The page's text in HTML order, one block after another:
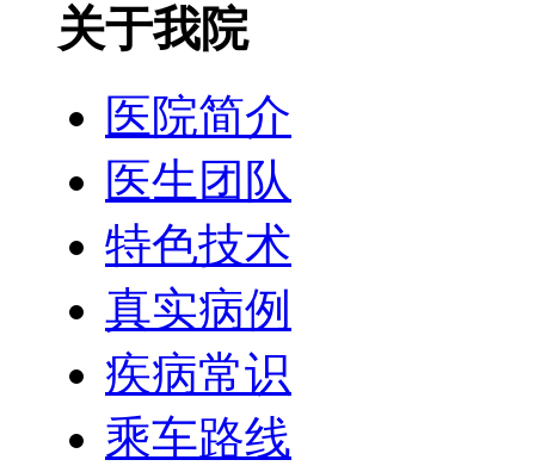
关于我院
医院简介
医生团队
特色技术
真实病例
疾病常识
乘车路线